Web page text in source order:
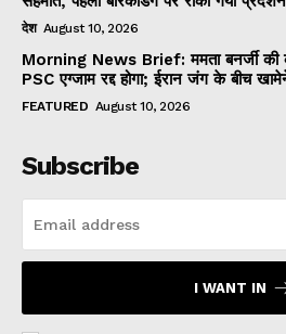
देश August 10, 2026
Morning News Brief: ममता बनर्जी की
PSC एग्जाम रद्द होगा; ईरान जंग के बीच
FEATURED August 10, 2026
Subscribe
I WANT IN